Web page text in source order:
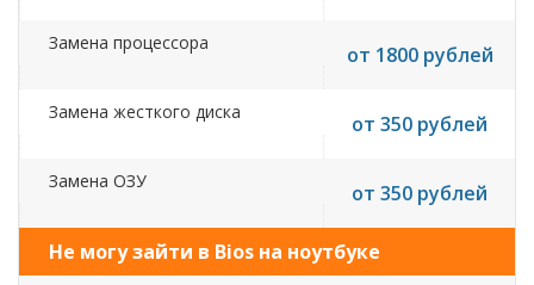
Замена процессора от 1800 рублей
Замена жесткого диска от 350 рублей
Замена ОЗУ от 350 рублей
Не могу зайти в Bios на ноутбуке